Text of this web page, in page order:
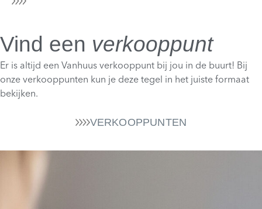
Vind een verkooppunt
Er is altijd een Vanhuus verkooppunt bij jou in de buurt! Bij
onze verkooppunten kun je deze tegel in het juiste formaat
bekijken.
VERKOOPPUNTEN